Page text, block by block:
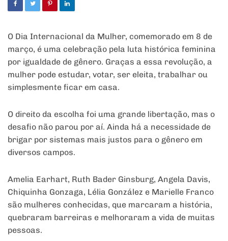
O Dia Internacional da Mulher, comemorado em 8 de
março, é uma celebração pela luta histórica feminina
por igualdade de gênero. Graças a essa revolução, a
mulher pode estudar, votar, ser eleita, trabalhar ou
simplesmente ficar em casa.
O direito da escolha foi uma grande libertação, mas o
desafio não parou por aí. Ainda há a necessidade de
brigar por sistemas mais justos para o gênero em
diversos campos.
Amelia Earhart, Ruth Bader Ginsburg, Angela Davis,
Chiquinha Gonzaga, Lélia González e Marielle Franco
são mulheres conhecidas, que marcaram a história,
quebraram barreiras e melhoraram a vida de muitas
pessoas.